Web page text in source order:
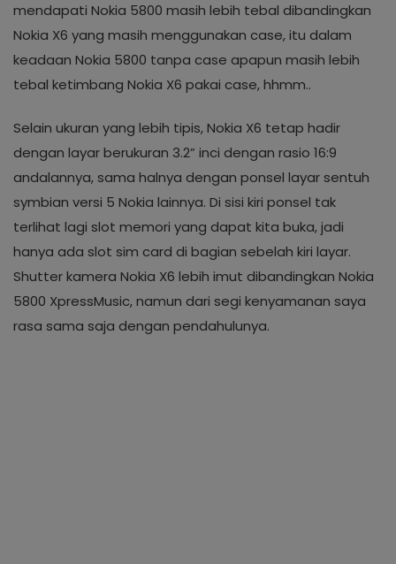
mendapati Nokia 5800 masih lebih tebal dibandingkan
Nokia X6 yang masih menggunakan case, itu dalam
keadaan Nokia 5800 tanpa case apapun masih lebih
tebal ketimbang Nokia X6 pakai case, hhmm..
Selain ukuran yang lebih tipis, Nokia X6 tetap hadir
dengan layar berukuran 3.2” inci dengan rasio 16:9
andalannya, sama halnya dengan ponsel layar sentuh
symbian versi 5 Nokia lainnya. Di sisi kiri ponsel tak
terlihat lagi slot memori yang dapat kita buka, jadi
hanya ada slot sim card di bagian sebelah kiri layar.
Shutter kamera Nokia X6 lebih imut dibandingkan Nokia
5800 XpressMusic, namun dari segi kenyamanan saya
rasa sama saja dengan pendahulunya.